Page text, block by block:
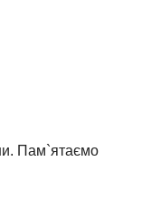
Пам`ятаємо